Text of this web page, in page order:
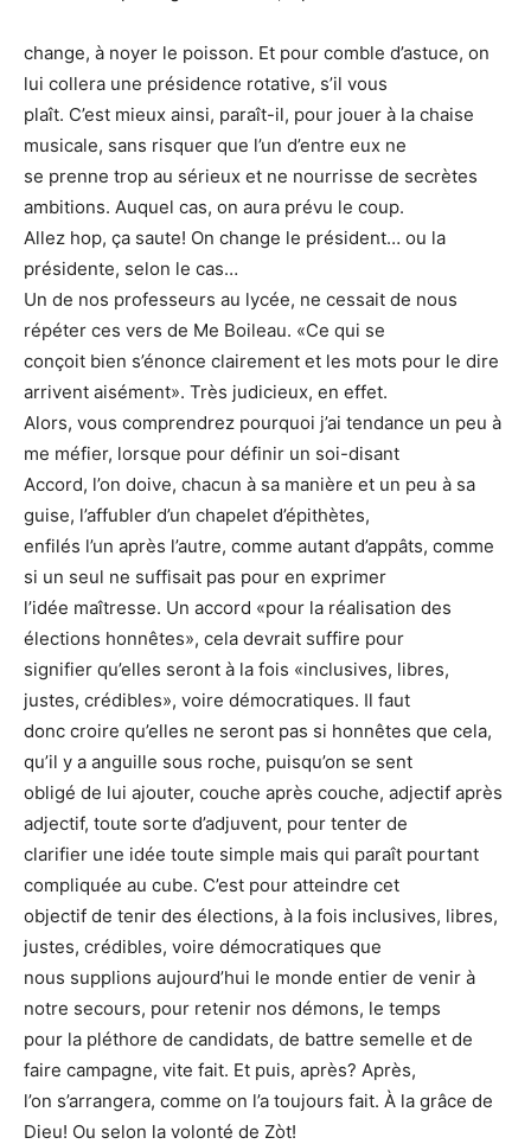
change, à noyer le poisson. Et pour comble d’astuce, on
lui collera une présidence rotative, s’il vous
plaît. C’est mieux ainsi, paraît-il, pour jouer à la chaise
musicale, sans risquer que l’un d’entre eux ne
se prenne trop au sérieux et ne nourrisse de secrètes
ambitions. Auquel cas, on aura prévu le coup.
Allez hop, ça saute! On change le président… ou la
présidente, selon le cas…
Un de nos professeurs au lycée, ne cessait de nous
répéter ces vers de Me Boileau. «Ce qui se
conçoit bien s’énonce clairement et les mots pour le dire
arrivent aisément». Très judicieux, en effet.
Alors, vous comprendrez pourquoi j’ai tendance un peu à
me méfier, lorsque pour définir un soi-disant
Accord, l’on doive, chacun à sa manière et un peu à sa
guise, l’affubler d’un chapelet d’épithètes,
enfilés l’un après l’autre, comme autant d’appâts, comme
si un seul ne suffisait pas pour en exprimer
l’idée maîtresse. Un accord «pour la réalisation des
élections honnêtes», cela devrait suffire pour
signifier qu’elles seront à la fois «inclusives, libres,
justes, crédibles», voire démocratiques. Il faut
donc croire qu’elles ne seront pas si honnêtes que cela,
qu’il y a anguille sous roche, puisqu’on se sent
obligé de lui ajouter, couche après couche, adjectif après
adjectif, toute sorte d’adjuvent, pour tenter de
clarifier une idée toute simple mais qui paraît pourtant
compliquée au cube. C’est pour atteindre cet
objectif de tenir des élections, à la fois inclusives, libres,
justes, crédibles, voire démocratiques que
nous supplions aujourd’hui le monde entier de venir à
notre secours, pour retenir nos démons, le temps
pour la pléthore de candidats, de battre semelle et de
faire campagne, vite fait. Et puis, après? Après,
l’on s’arrangera, comme on l’a toujours fait. À la grâce de
Dieu! Ou selon la volonté de Zòt!